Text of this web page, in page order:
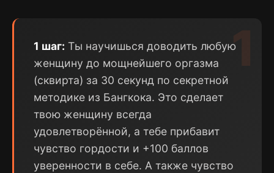
1
1 шаг: Ты научишься доводить любую
женщину до мощнейшего оргазма
(сквирта) за 30 секунд по секретной
методике из Бангкока. Это сделает
твою женщину всегда
удовлетворённой, а тебе прибавит
чувство гордости и +100 баллов
уверенности в себе. А также чувство